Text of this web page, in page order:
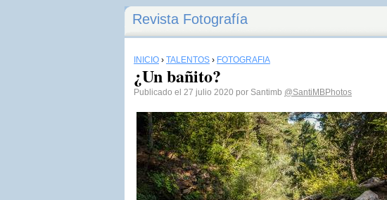
Revista Fotografía
INICIO › TALENTOS › FOTOGRAFÍA
¿Un bañito?
Publicado el 27 julio 2020 por Santimb @SantiMBPhotos